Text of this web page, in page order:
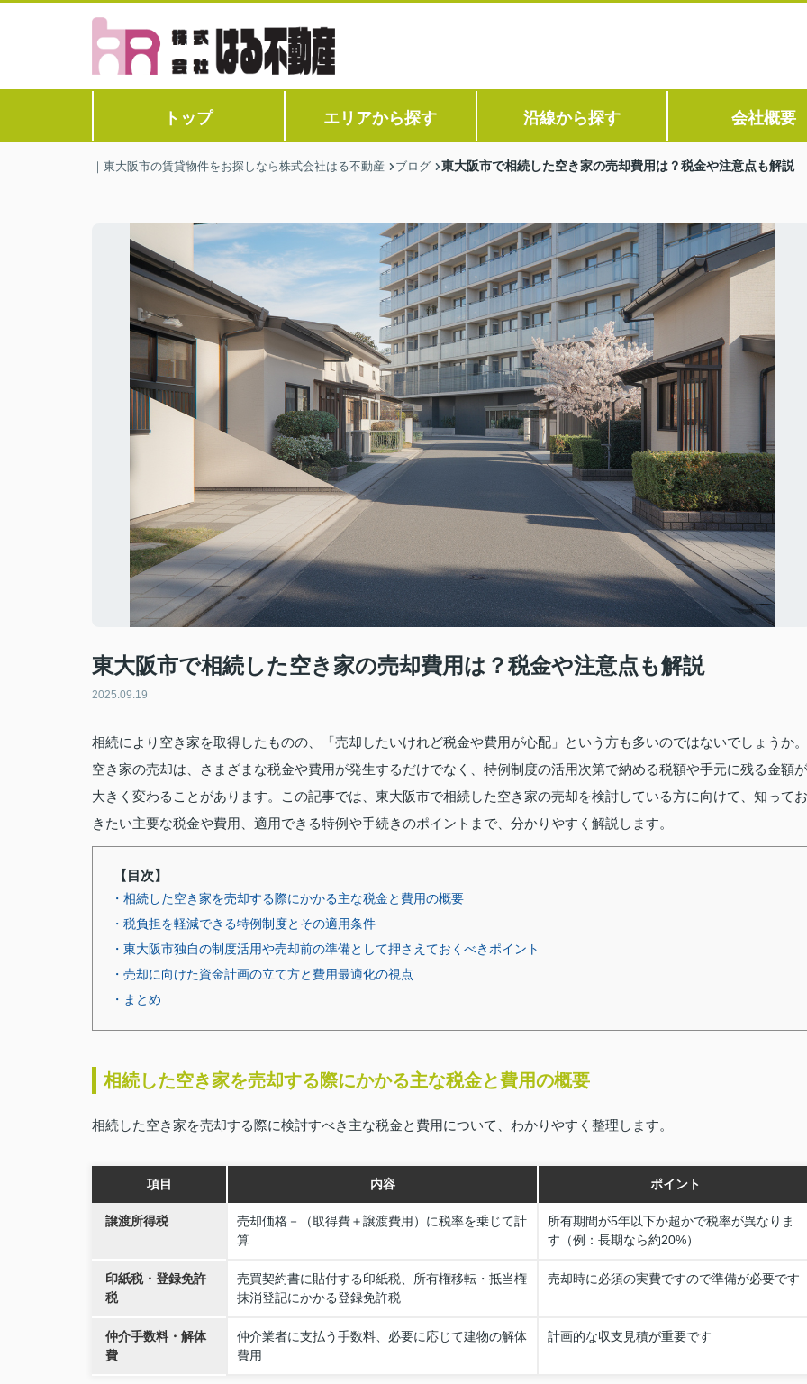
トップ エリアから探す 沿線から探す 会社概要
｜東大阪市の賃貸物件をお探しなら株式会社はる不動産 ブログ 東大阪市で相続した空き家の売却費用は？税金や注意点も解説
東大阪市で相続した空き家の売却費用は？税金や注意点も解説
2025.09.19
相続により空き家を取得したものの、「売却したいけれど税金や費用が心配」という方も多いのではないでしょうか。
空き家の売却は、さまざまな税金や費用が発生するだけでなく、特例制度の活用次第で納める税額や手元に残る金額が
大きく変わることがあります。この記事では、東大阪市で相続した空き家の売却を検討している方に向けて、知ってお
きたい主要な税金や費用、適用できる特例や手続きのポイントまで、分かりやすく解説します。
【目次】
・相続した空き家を売却する際にかかる主な税金と費用の概要
・税負担を軽減できる特例制度とその適用条件
・東大阪市独自の制度活用や売却前の準備として押さえておくべきポイント
・売却に向けた資金計画の立て方と費用最適化の視点
・まとめ
相続した空き家を売却する際にかかる主な税金と費用の概要
相続した空き家を売却する際に検討すべき主な税金と費用について、わかりやすく整理します。
項目 内容 ポイント
譲渡所得税
売却価格－（取得費＋譲渡費用）に税率を乗じて計
算
所有期間が5年以下か超かで税率が異なりま
す（例：長期なら約20%）
印紙税・登録免許
税
売買契約書に貼付する印紙税、所有権移転・抵当権
抹消登記にかかる登録免許税
売却時に必須の実費ですので準備が必要です
仲介手数料・解体
費
仲介業者に支払う手数料、必要に応じて建物の解体
費用
計画的な収支見積が重要です